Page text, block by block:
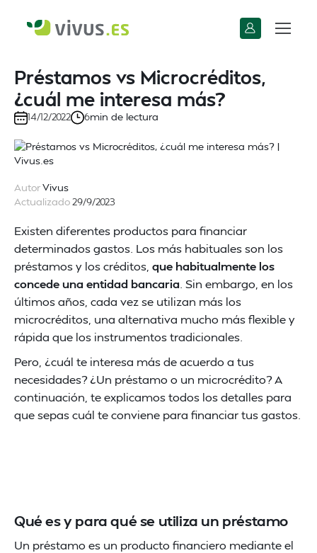
Préstamos vs Microcréditos,
¿cuál me interesa más?
14/12/2022 6min de lectura
AutorVivus
Actualizado29/9/2023
Existen diferentes productos para financiar
determinados gastos. Los más habituales son los
préstamos y los créditos, que habitualmente los
concede una entidad bancaria . Sin embargo, en los
últimos años, cada vez se utilizan más los
microcréditos, una alternativa mucho más flexible y
rápida que los instrumentos tradicionales.
Pero, ¿cuál te interesa más de acuerdo a tus
necesidades? ¿Un préstamo o un microcrédito? A
continuación, te explicamos todos los detalles para
que sepas cuál te conviene para financiar tus gastos.
Qué es y para qué se utiliza un préstamo
Un préstamo es un producto financiero mediante el